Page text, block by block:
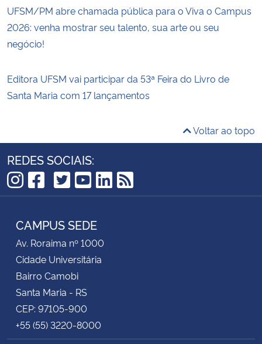
UFSM/PM abre chamada pública para o Viva o Campus
2026: venha mostrar seu talento, sua arte ou seu
negócio!
Editora UFSM vai participar da 53ª Feira do Livro de
Santa Maria com 17 lançamentos
Voltar ao topo
REDES SOCIAIS:
Instagram
Facebook
TikTok
Twitter
YouTube
LinkedIn
RSS
CAMPUS SEDE
Av. Roraima nº 1000
Cidade Universitária
Bairro Camobi
Santa Maria - RS
CEP: 97105-900
+55 (55) 3220-8000